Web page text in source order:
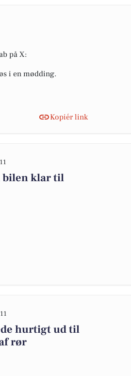
på X:
i en mødding.
Kopiér link
bilen klar til
hurtigt ud til
rør